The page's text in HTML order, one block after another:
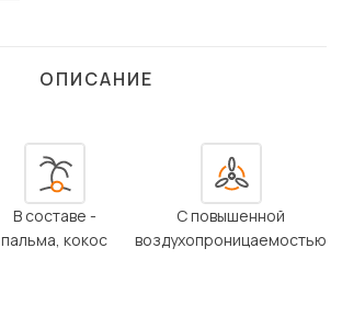
ОПИСАНИЕ
В составе -
пальма, кокос
С повышенной
воздухопроницаемостью